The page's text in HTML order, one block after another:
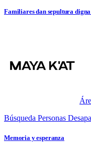
Familiares dan sepultura
Búsqueda Personas
Memoria y esperanza